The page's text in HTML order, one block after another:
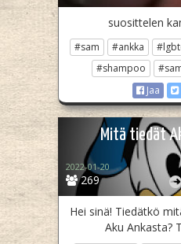
suosittelen
#sam #ankka
#shampoo
Jaa
Mitä tiedät
269
2022-01-20
Hei sinä! Tiedätkö
Aku Ankasta?